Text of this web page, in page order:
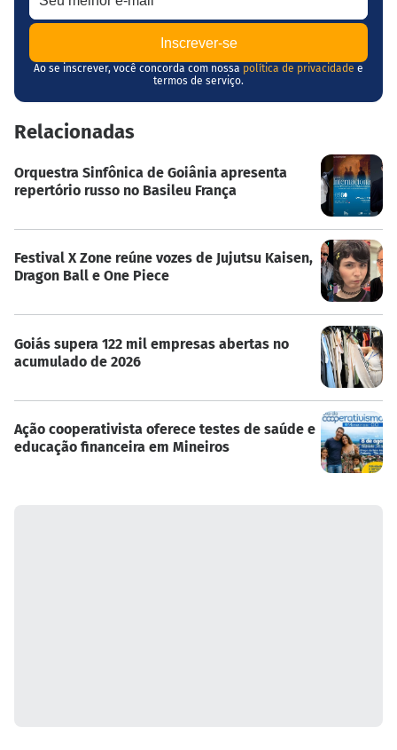
Ao se inscrever, você concorda com nossa política de privacidade e
termos de serviço.
Relacionadas
Orquestra Sinfônica de Goiânia apresenta
repertório russo no Basileu França
Festival X Zone reúne vozes de Jujutsu Kaisen,
Dragon Ball e One Piece
Goiás supera 122 mil empresas abertas no
acumulado de 2026
Ação cooperativista oferece testes de saúde e
educação financeira em Mineiros